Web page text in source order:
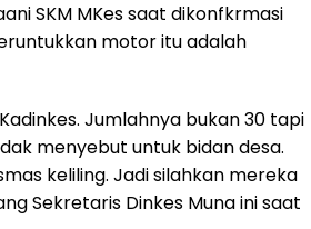
SKM MKes saat dikonfkrmasi
motor itu adalah
Jumlahnya bukan 30 tapi
menyebut untuk bidan desa.
keliling. Jadi silahkan mereka
Sekretaris Dinkes Muna ini saat